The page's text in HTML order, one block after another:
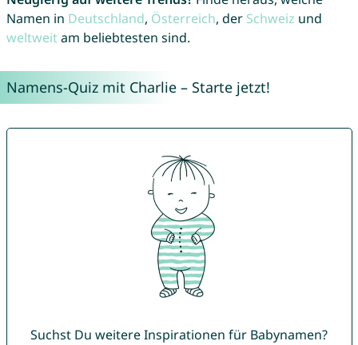
Namen in Deutschland, Österreich, der Schweiz und
weltweitam beliebtesten sind.
Namens-Quiz mit Charlie – Starte jetzt!
Suchst Du weitere Inspirationen für Babynamen?